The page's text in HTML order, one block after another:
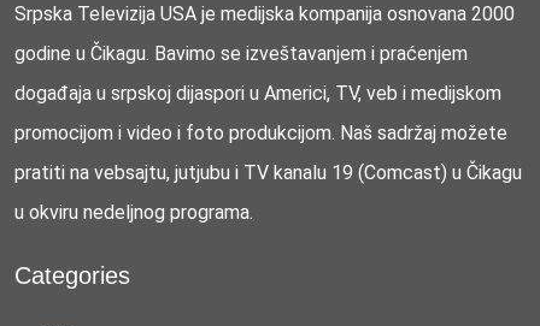
Srpska Televizija USA je medijska kompanija osnovana 2000
godine u Čikagu. Bavimo se izveštavanjem i praćenjem
događaja u srpskoj dijaspori u Americi, TV, veb i medijskom
promocijom i video i foto produkcijom. Naš sadržaj možete
pratiti na vebsajtu, jutjubu i TV kanalu 19 (Comcast) u Čikagu
u okviru nedeljnog programa.
Categories